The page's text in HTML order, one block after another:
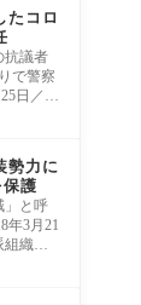
たコロ
抗議者
で警察
日／チ
勢力に
護
」と呼
年3月21
組織ボ